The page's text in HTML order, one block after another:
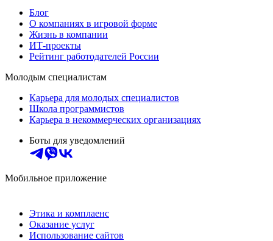
Блог
О компаниях в игровой форме
Жизнь в компании
ИТ-проекты
Рейтинг работодателей России
Молодым специалистам
Карьера для молодых специалистов
Школа программистов
Карьера в некоммерческих организациях
Боты для уведомлений
Мобильное приложение
Этика и комплаенс
Оказание услуг
Использование сайтов